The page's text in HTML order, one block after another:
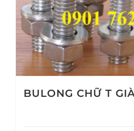
BULONG CHỮ T